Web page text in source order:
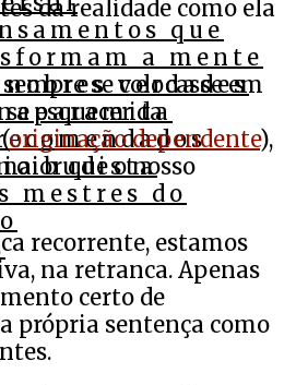
que
a mente
nobres verdades
budista
mestres do
da realidade como ela
se colocasse em
esquecer da
(originação dependente),
que o nosso
recorrente, estamos
na retranca. Apenas
certo de
própria sentença como